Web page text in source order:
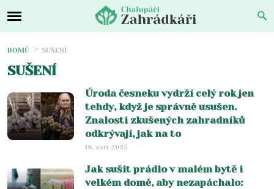
DOMŮ SUŠENÍ
SUŠENÍ
Úroda česneku vydrží celý rok jen
tehdy, když je správně usušen.
Znalosti zkušených zahradníků
odkrývají, jak na to
18. září 2025
Jak sušit prádlo v malém bytě i
velkém domě, aby nezapáchalo: